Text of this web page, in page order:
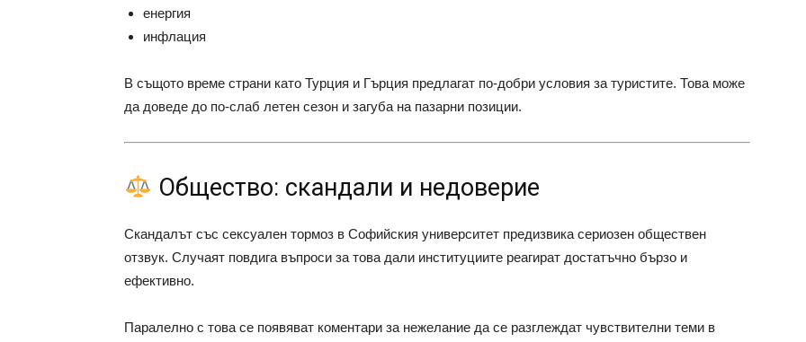
енергия
инфлация
В същото време страни като Турция и Гърция предлагат по-добри условия за туристите. Това може
да доведе до по-слаб летен сезон и загуба на пазарни позиции.
Общество: скандали и недоверие
Скандалът със сексуален тормоз в Софийския университет предизвика сериозен обществен
отзвук. Случаят повдига въпроси за това дали институциите реагират достатъчно бързо и
ефективно.
Паралелно с това се появяват коментари за нежелание да се разглеждат чувствителни теми в